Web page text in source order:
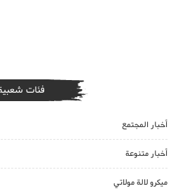
فئات
أخبار المجتمع
أخبار متنوعة
ميكرو لالة مولاتي